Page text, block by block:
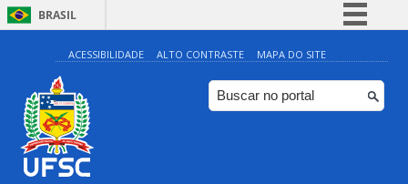
BRASIL
Simplifique!
Comunica BR
Participe
ACESSIBILIDADE ALTO CONTRASTE MAPA DO SITE